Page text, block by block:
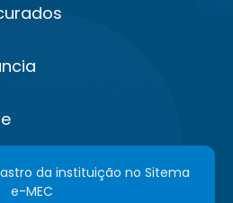
da instituição no Sitema
e-MEC